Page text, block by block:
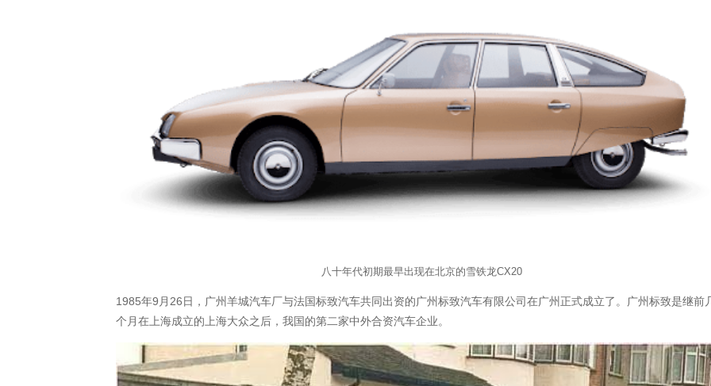
八十年代初期最早出现在北京的雪铁龙CX20
1985年9月26日，广州羊城汽车厂与法国标致汽车共同出资的广州标致汽车有限公司在广州正式成立了。广州标致是继前
个月在上海成立的上海大众之后，我国的第二家中外合资汽车企业。